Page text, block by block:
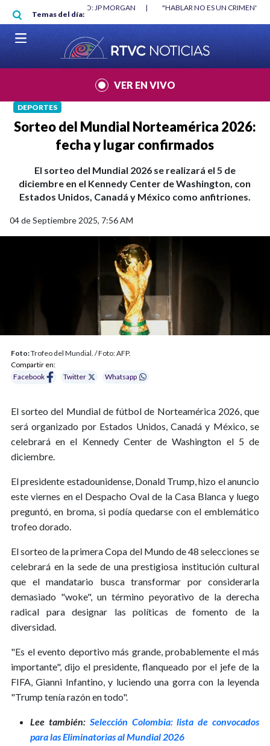
Pasar al contenido principal
Temas del día:
"HABLAR NO ES UN CRIMEN": CARTA DE BETO CORAL |
VER EN VIVO
DEPORTES
Sorteo del Mundial Norteamérica 2026:
fecha y lugar confirmados
El sorteo del Mundial 2026 se realizará el 5 de
diciembre en el Kennedy Center de Washington, con
Estados Unidos, Canadá y México como anfitriones.
04 de Septiembre 2025, 7:56 AM
Foto:Trofeo del Mundial. / Foto: AFP.
Compartir en:
Facebook
Twitter Whatsapp
El sorteo del Mundial de fútbol de Norteamérica 2026, que
será organizado por Estados Unidos, Canadá y México, se
celebrará en el Kennedy Center de Washington el 5 de
diciembre.
El presidente estadounidense, Donald Trump, hizo el anuncio
este viernes en el Despacho Oval de la Casa Blanca y luego
preguntó, en broma, si podía quedarse con el emblemático
trofeo dorado.
El sorteo de la primera Copa del Mundo de 48 selecciones se
celebrará en la sede de una prestigiosa institución cultural
que el mandatario busca transformar por considerarla
demasiado "woke", un término peyorativo de la derecha
radical para designar las políticas de fomento de la
diversidad.
"Es el evento deportivo más grande, probablemente el más
importante", dijo el presidente, flanqueado por el jefe de la
FIFA, Gianni Infantino, y luciendo una gorra con la leyenda
"Trump tenía razón en todo".
Lee también: Selección Colombia: lista de convocados
para las Eliminatorias al Mundial 2026